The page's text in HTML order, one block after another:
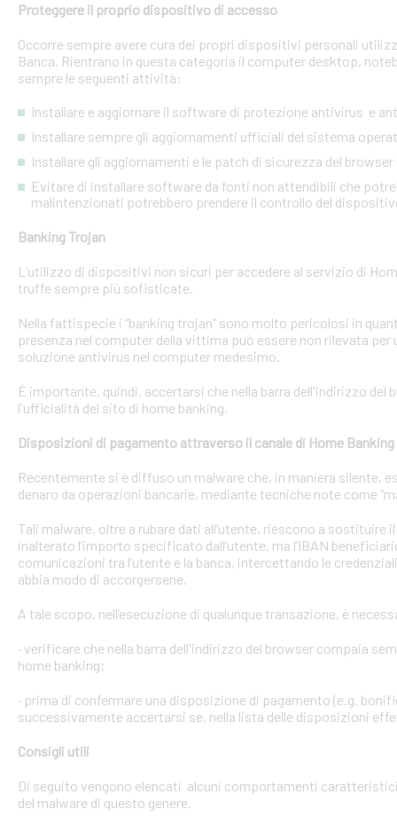
Proteggere il proprio dispositivo di accesso
Occorre sempre avere cura dei propri dispositivi personali
Banca. Rientrano in questa categoria il computer desktop,
sempre le seguenti attività:
Installare e aggiornare il software di protezione antivirus e
Installare sempre gli aggiornamenti ufficiali del sistema
Installare gli aggiornamenti e le patch di sicurezza del
Evitare di installare software da fonti non attendibili che
malintenzionati potrebbero prendere il controllo del
Banking Trojan
L’utilizzo di dispositivi non sicuri per accedere al servizio di
truffe sempre più sofisticate.
Nella fattispecie i “banking trojan” sono molto pericolosi in
presenza nel computer della vittima può essere non rilevata
soluzione antivirus nel computer medesimo.
È importante, quindi, accertarsi che nella barra dell'indirizzo
l'ufficialità del sito di home banking.
Disposizioni di pagamento attraverso il canale di Home Banking
Recentemente si è diffuso un malware che, in maniera silente,
denaro da operazioni bancarie, mediante tecniche note come
Tali malware, oltre a rubare dati all’utente, riescono a
inalterato l’importo specificato dall’utente, ma l’IBAN
comunicazioni tra l’utente e la banca, intercettando le
abbia modo di accorgersene.
A tale scopo, nell’esecuzione di qualunque transazione, è
· verificare che nella barra dell'indirizzo del browser compaia
home banking;
· prima di confermare una disposizione di pagamento (e.g.
successivamente accertarsi se, nella lista delle disposizioni
Consigli utili
Di seguito vengono elencati alcuni comportamenti
del malware di questo genere.